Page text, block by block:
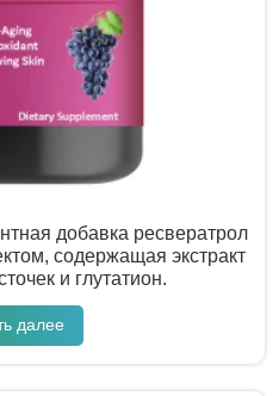
добавка ресвератрол
содержащая экстракт
и глутатион.
далее